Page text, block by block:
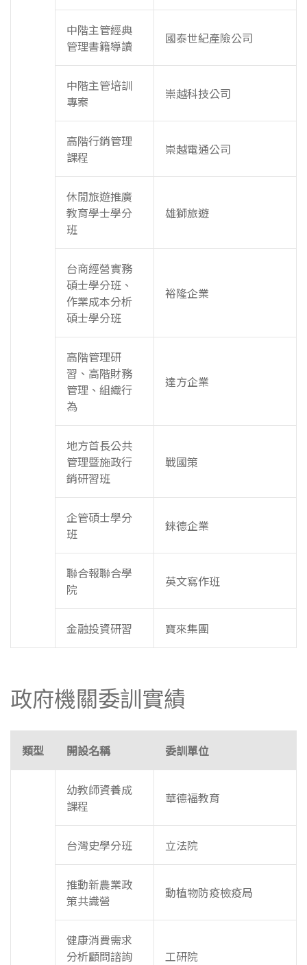
中階主管經典
管理書籍導讀
國泰世紀產險公司
中階主管培訓
專案
崇越科技公司
高階行銷管理
課程
崇越電通公司
休閒旅遊推廣
教育學士學分
班
雄獅旅遊
台商經營實務
碩士學分班、
作業成本分析
碩士學分班
裕隆企業
高階管理研
習、高階財務
管理、組織行
為
達方企業
地方首長公共
管理暨施政行
銷研習班
戰國策
企管碩士學分
班
錸德企業
聯合報聯合學
院
英文寫作班
金融投資研習 寶來集團
政府機關委訓實績
類型 開設名稱 委訓單位
幼教師資養成
課程
華德福教育
台灣史學分班 立法院
推動新農業政
策共識營
動植物防疫檢疫局
健康消費需求
分析顧問諮詢
工研院